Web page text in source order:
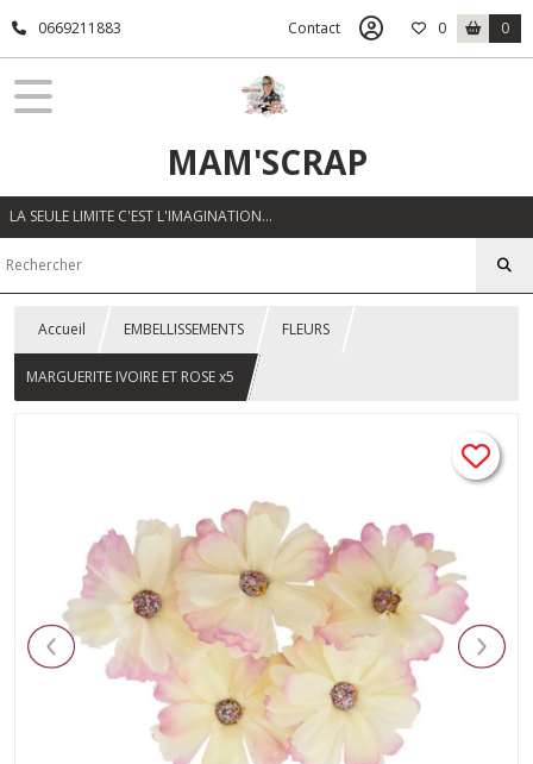
0669211883 Contact 0 0
MAM'SCRAP
LA SEULE LIMITE C'EST L'IMAGINATION…
Accueil EMBELLISSEMENTS FLEURS
MARGUERITE IVOIRE ET ROSE x5